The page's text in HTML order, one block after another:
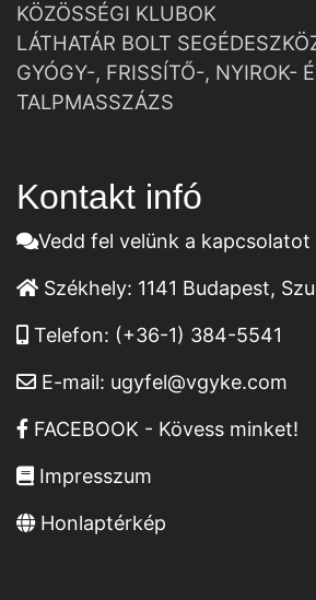
KÖZÖSSÉGI KLUBOK
LÁTHATÁR BOLT
GYÓGY-, FRISSÍTŐ-, NYIROK-
TALPMASSZÁZS
Kontakt infó
Vedd fel velünk a kapcsolatot
Székhely: 1141 Budapest,
Telefon: (+36-1) 384-5541
E-mail: ugyfel@vgyke.com
FACEBOOK - Kövess minket!
Impresszum
Honlaptérkép